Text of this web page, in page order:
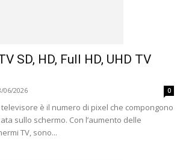
SD, HD, Full HD, UHD TV
06/2026 0
è il numero di pixel che compongono
sullo schermo. Con l’aumento delle
TV, sono...